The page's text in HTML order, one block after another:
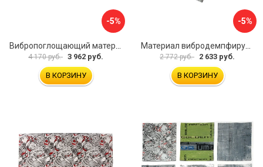
-5%
4 170 руб. 3 962 руб.
В КОРЗИНУ
-5%
2 772 руб. 2 633 руб.
В КОРЗИНУ